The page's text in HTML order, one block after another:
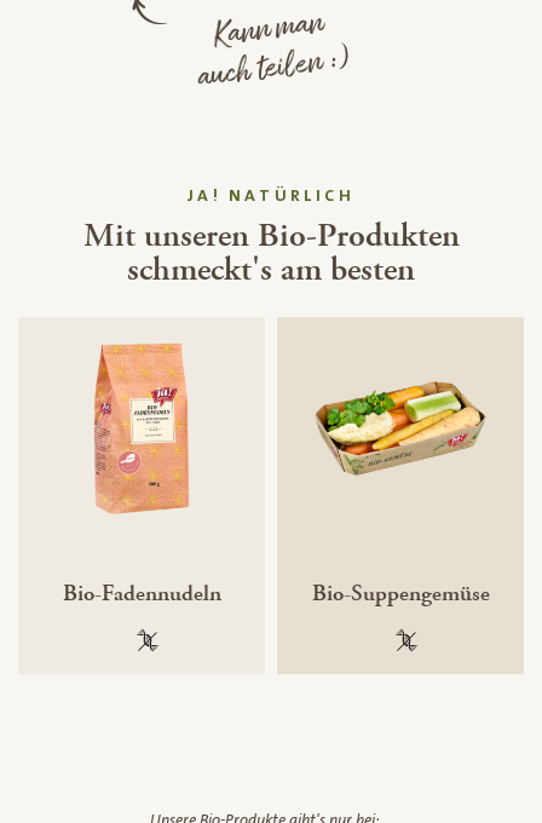
Kann man
auch teilen :)
JA! NATÜRLICH
Mit unseren Bio-Produkten
schmeckt's am besten
Bio-Fadennudeln
100 % gentechnikfrei
Bio-Suppengemüse
100 %